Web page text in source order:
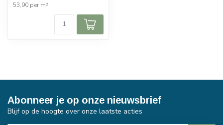
53,90 per m²
Abonneer je op onze nieuwsbrief
Blijf op de hoogte over onze laatste acties